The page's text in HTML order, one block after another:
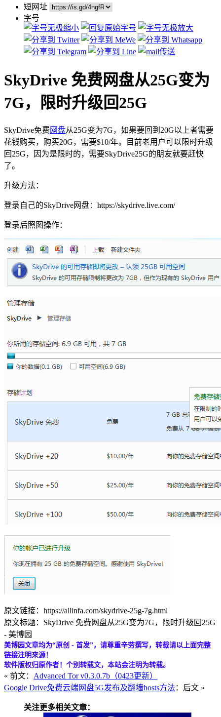
短网址
字号
SkyDrive 免费网盘从25G变为
7G，限时升级回25G
SkyDrive免费 网盘从25G变为7G，如果要回到20G以上者需要
花钱购买，购买20G，需要$10/年。目前老用户可以限时升级
回25G，因为是限时的，需要SkyDrive25G的朋友就要赶快
了。
升级方法：
登录自己的SkyDrive网盘：https://skydrive.live.com/
登录后照图操作：
原文链接：https://allinfa.com/skydrive-25g-7g.html
原文标题：SkyDrive 免费网盘从25G变为7G，限时升级回25G
- 美博园
美博园文章均为“原创 - 首发”，请尊重辛劳撰写，转载请以上面完整
链接注明来源！
软件版权归原作者！个别转载文，本站会注明为转载。
« 前文： Advanced Tor v0.3.0.7b（0423更新）
Google Drive免费云端网盘5G发布及翻墙hosts方法 ：后文 »
关注更多相关文章：